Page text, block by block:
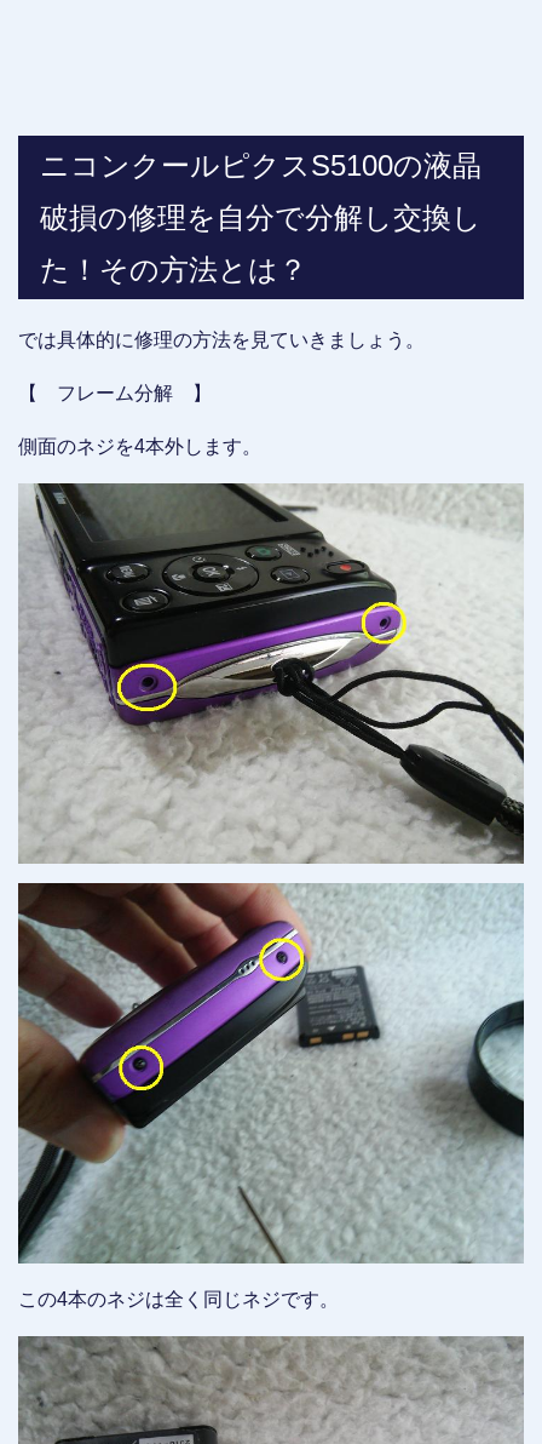
ニコンクールピクスS5100の液晶
破損の修理を自分で分解し交換し
た！その方法とは？
では具体的に修理の方法を見ていきましょう。
【 フレーム分解 】
側面のネジを4本外します。
この4本のネジは全く同じネジです。